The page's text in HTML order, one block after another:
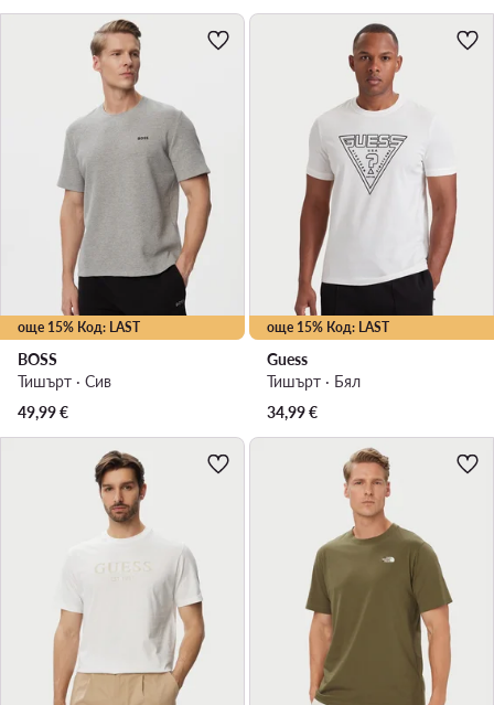
още 15% Код: LAST
BOSS
Тишърт · Сив
49,99€
още 15% Код: LAST
Guess
Тишърт · Бял
34,99€